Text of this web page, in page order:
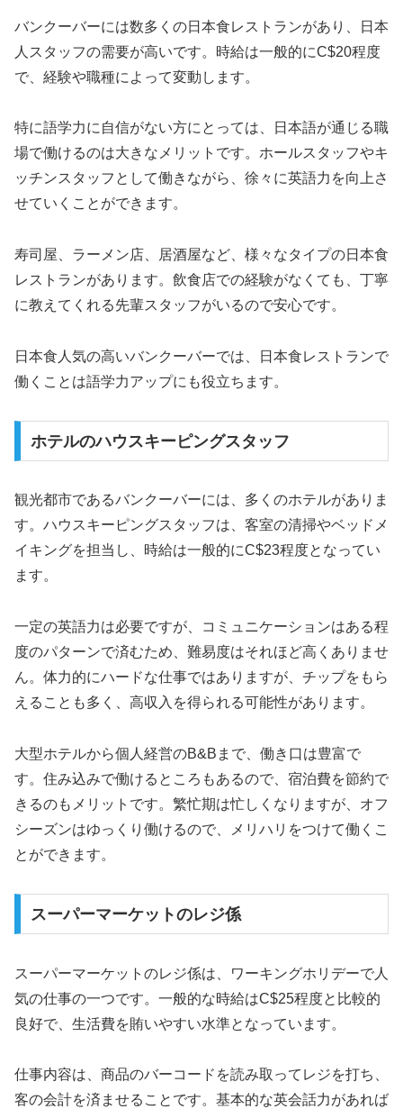
バンクーバーには数多くの日本食レストランがあり、日本
人スタッフの需要が高いです。時給は一般的にC$20程度
で、経験や職種によって変動します。
特に語学力に自信がない方にとっては、日本語が通じる職
場で働けるのは大きなメリットです。ホールスタッフやキ
ッチンスタッフとして働きながら、徐々に英語力を向上さ
せていくことができます。
寿司屋、ラーメン店、居酒屋など、様々なタイプの日本食
レストランがあります。飲食店での経験がなくても、丁寧
に教えてくれる先輩スタッフがいるので安心です。
日本食人気の高いバンクーバーでは、日本食レストランで
働くことは語学力アップにも役立ちます。
ホテルのハウスキーピングスタッフ
観光都市であるバンクーバーには、多くのホテルがありま
す。ハウスキーピングスタッフは、客室の清掃やベッドメ
イキングを担当し、時給は一般的にC$23程度となってい
ます。
一定の英語力は必要ですが、コミュニケーションはある程
度のパターンで済むため、難易度はそれほど高くありませ
ん。体力的にハードな仕事ではありますが、チップをもら
えることも多く、高収入を得られる可能性があります。
大型ホテルから個人経営のB&Bまで、働き口は豊富で
す。住み込みで働けるところもあるので、宿泊費を節約で
きるのもメリットです。繁忙期は忙しくなりますが、オフ
シーズンはゆっくり働けるので、メリハリをつけて働くこ
とができます。
スーパーマーケットのレジ係
スーパーマーケットのレジ係は、ワーキングホリデーで人
気の仕事の一つです。一般的な時給はC$25程度と比較的
良好で、生活費を賄いやすい水準となっています。
仕事内容は、商品のバーコードを読み取ってレジを打ち、
客の会計を済ませることです。基本的な英会話力があれば